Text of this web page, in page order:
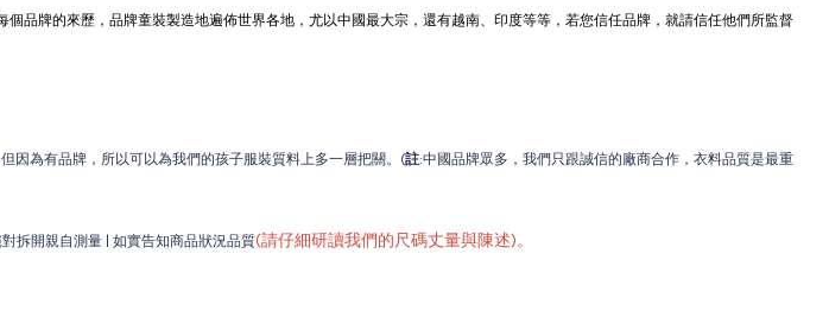
品牌的來歷，品牌童裝製造地遍佈世界各地，尤以中國最大宗，還有越南、印度等等，若您信任品牌，就請信任他們所監督
因為有品牌，所以可以為我們的孩子服裝質料上多一層把關。(註:中國品牌眾多，我們只跟誠信的廠商合作，衣料品質是最重
拆開親自測量 | 如實告知商品狀況品質(請仔細研讀我們的尺碼丈量與陳述)。